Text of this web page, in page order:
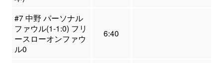
#7 中野 パーソナル
ファウル(1-1:0) フリ
ースローオンファウ
ル0
6:40